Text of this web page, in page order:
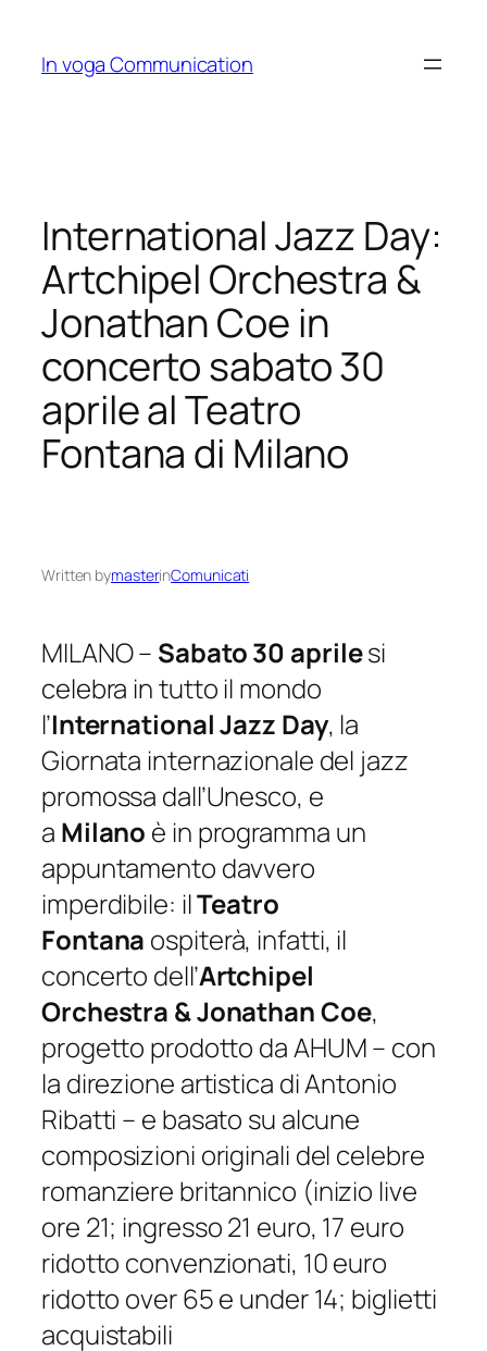
content
In voga Communication
International Jazz Day:
Artchipel Orchestra &
Jonathan Coe in
concerto sabato 30
aprile al Teatro
Fontana di Milano
Written bymasterinComunicati
MILANO – Sabato 30 aprilesi
celebra in tutto il mondo
l’International Jazz Day, la
Giornata internazionale del jazz
promossa dall’Unesco, e
a Milano è in programma un
appuntamento davvero
imperdibile: ilTeatro
Fontana ospiterà, infatti, il
concerto dell’Artchipel
Orchestra & Jonathan Coe,
progetto prodotto da AHUM – con
la direzione artistica di Antonio
Ribatti – e basato su alcune
composizioni originali del celebre
romanziere britannico (inizio live
ore 21; ingresso 21 euro, 17 euro
ridotto convenzionati, 10 euro
ridotto over 65 e under 14; biglietti
acquistabili